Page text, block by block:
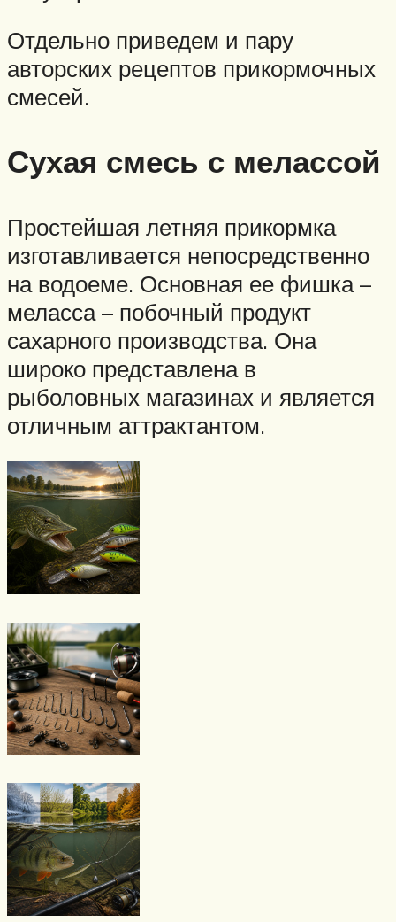
Отдельно приведем и пару
авторских рецептов прикормочных
смесей.
Сухая смесь с мелассой
Простейшая летняя прикормка
изготавливается непосредственно
на водоеме. Основная ее фишка –
меласса – побочный продукт
сахарного производства. Она
широко представлена в
рыболовных магазинах и является
отличным аттрактантом.